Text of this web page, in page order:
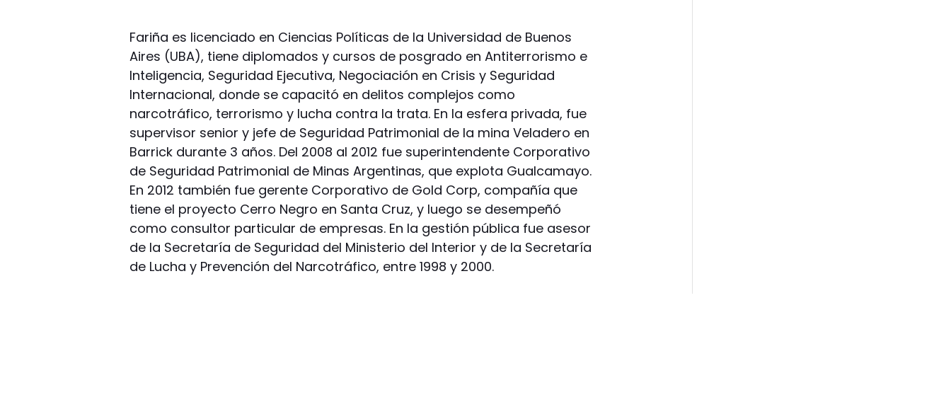
Fariña es licenciado en Ciencias Políticas de la Universidad de Buenos
Aires (UBA), tiene diplomados y cursos de posgrado en Antiterrorismo e
Inteligencia, Seguridad Ejecutiva, Negociación en Crisis y Seguridad
Internacional, donde se capacitó en delitos complejos como
narcotráfico, terrorismo y lucha contra la trata. En la esfera privada, fue
supervisor senior y jefe de Seguridad Patrimonial de la mina Veladero en
Barrick durante 3 años. Del 2008 al 2012 fue superintendente Corporativo
de Seguridad Patrimonial de Minas Argentinas, que explota Gualcamayo.
En 2012 también fue gerente Corporativo de Gold Corp, compañía que
tiene el proyecto Cerro Negro en Santa Cruz, y luego se desempeñó
como consultor particular de empresas. En la gestión pública fue asesor
de la Secretaría de Seguridad del Ministerio del Interior y de la Secretaría
de Lucha y Prevención del Narcotráfico, entre 1998 y 2000.